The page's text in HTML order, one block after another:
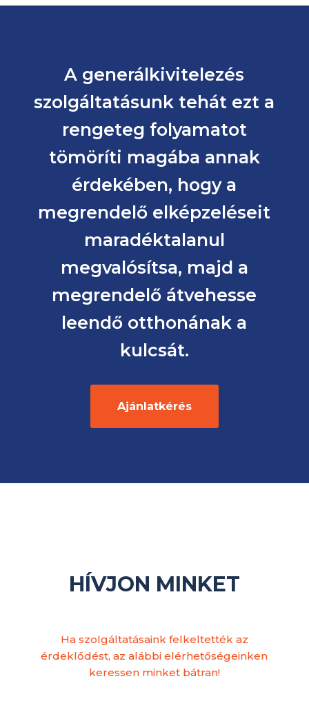
A generálkivitelezés
szolgáltatásunk tehát ezt a
rengeteg folyamatot
tömöríti magába annak
érdekében, hogy a
megrendelő elképzeléseit
maradéktalanul
megvalósítsa, majd a
megrendelő átvehesse
leendő otthonának a
kulcsát.
Ajánlatkérés
HÍVJON MINKET
Ha szolgáltatásaink felkeltették az
érdeklődést, az alábbi elérhetőségeinken
keressen minket bátran!